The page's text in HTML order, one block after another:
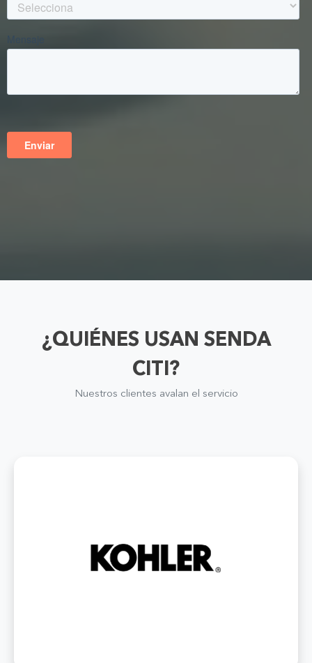
¿QUIÉNES USAN SENDA
CITI?
Nuestros clientes avalan el servicio